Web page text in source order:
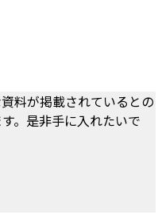
料が掲載されているとの
。是非手に入れたいで